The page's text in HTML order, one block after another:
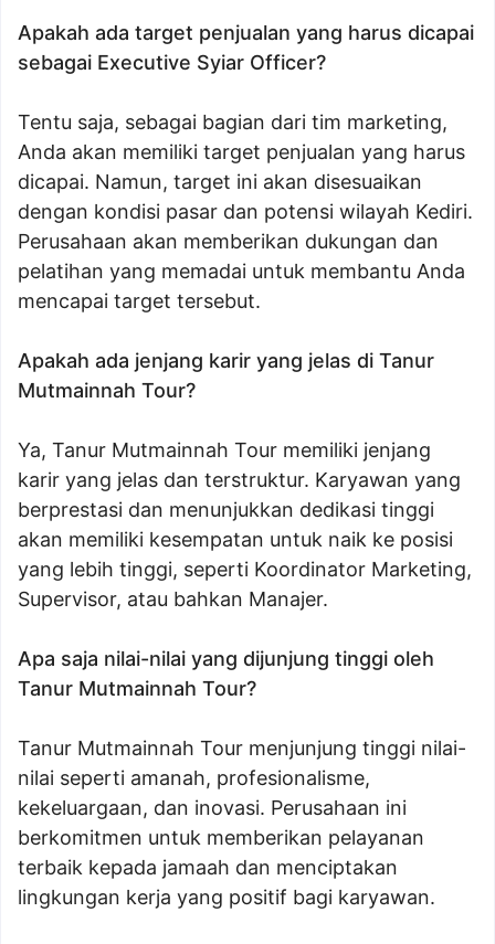
Apakah ada target penjualan yang harus dicapai
sebagai Executive Syiar Officer?
Tentu saja, sebagai bagian dari tim marketing,
Anda akan memiliki target penjualan yang harus
dicapai. Namun, target ini akan disesuaikan
dengan kondisi pasar dan potensi wilayah Kediri.
Perusahaan akan memberikan dukungan dan
pelatihan yang memadai untuk membantu Anda
mencapai target tersebut.
Apakah ada jenjang karir yang jelas di Tanur
Mutmainnah Tour?
Ya, Tanur Mutmainnah Tour memiliki jenjang
karir yang jelas dan terstruktur. Karyawan yang
berprestasi dan menunjukkan dedikasi tinggi
akan memiliki kesempatan untuk naik ke posisi
yang lebih tinggi, seperti Koordinator Marketing,
Supervisor, atau bahkan Manajer.
Apa saja nilai-nilai yang dijunjung tinggi oleh
Tanur Mutmainnah Tour?
Tanur Mutmainnah Tour menjunjung tinggi nilai-
nilai seperti amanah, profesionalisme,
kekeluargaan, dan inovasi. Perusahaan ini
berkomitmen untuk memberikan pelayanan
terbaik kepada jamaah dan menciptakan
lingkungan kerja yang positif bagi karyawan.